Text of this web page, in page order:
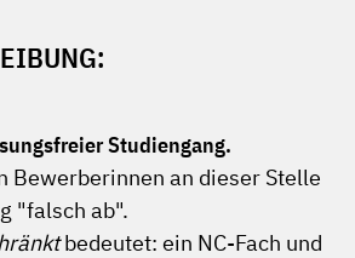
Studiengang.
Bewerberinnen an dieser Stelle
"falsch ab".
bedeutet: ein NC-Fach und